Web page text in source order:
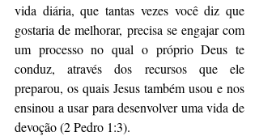
vida diária, que tantas vezes você diz que
gostaria de melhorar, precisa se engajar com
um processo no qual o próprio Deus te
conduz, através dos recursos que ele
preparou, os quais Jesus também usou e nos
ensinou a usar para desenvolver uma vida de
devoção (2 Pedro 1:3).